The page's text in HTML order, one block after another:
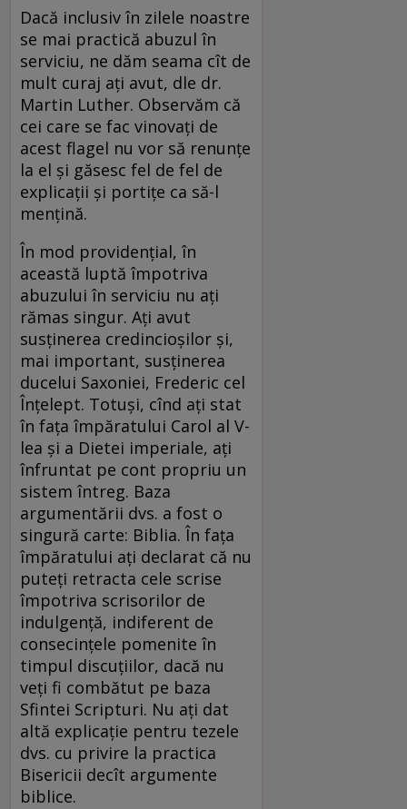
Dacă inclusiv în zilele noastre
se mai practică abuzul în
serviciu, ne dăm seama cît de
mult curaj ați avut, dle dr.
Martin Luther. Observăm că
cei care se fac vinovați de
acest flagel nu vor să renunțe
la el și găsesc fel de fel de
explicații și portițe ca să-l
mențină.
În mod providențial, în
această luptă împotriva
abuzului în serviciu nu ați
rămas singur. Ați avut
susținerea credincioșilor și,
mai important, susținerea
ducelui Saxoniei, Frederic cel
Înțelept. Totuși, cînd ați stat
în fața împăratului Carol al V-
lea și a Dietei imperiale, ați
înfruntat pe cont propriu un
sistem întreg. Baza
argumentării dvs. a fost o
singură carte: Biblia. În fața
împăratului ați declarat că nu
puteți retracta cele scrise
împotriva scrisorilor de
indulgență, indiferent de
consecințele pomenite în
timpul discuțiilor, dacă nu
veți fi combătut pe baza
Sfintei Scripturi. Nu ați dat
altă explicație pentru tezele
dvs. cu privire la practica
Bisericii decît argumente
biblice.